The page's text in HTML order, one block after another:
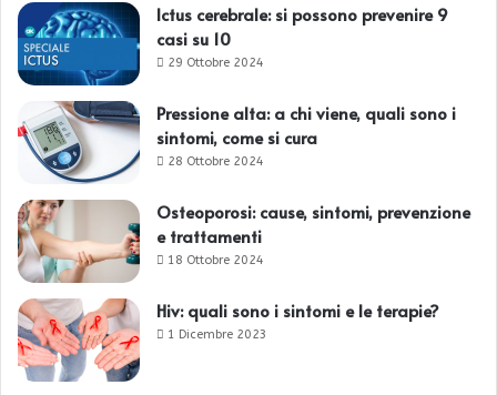
Ictus cerebrale: si possono prevenire 9
casi su 10
29 Ottobre 2024
Pressione alta: a chi viene, quali sono i
sintomi, come si cura
28 Ottobre 2024
Osteoporosi: cause, sintomi, prevenzione
e trattamenti
18 Ottobre 2024
Hiv: quali sono i sintomi e le terapie?
1 Dicembre 2023